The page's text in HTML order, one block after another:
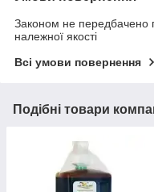
Законом не передбачено
належної якості
Всі умови повернення
Подібні товари